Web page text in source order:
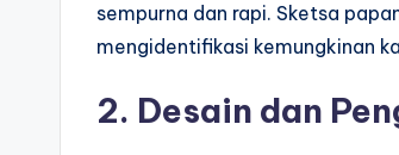
sempurna dan rapi. Sketsa
mengidentifikasi kemungkinan
2. Desain dan